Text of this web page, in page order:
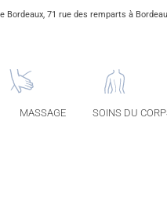
Bordeaux, 71 rue des remparts à
MASSAGE SOINS DU